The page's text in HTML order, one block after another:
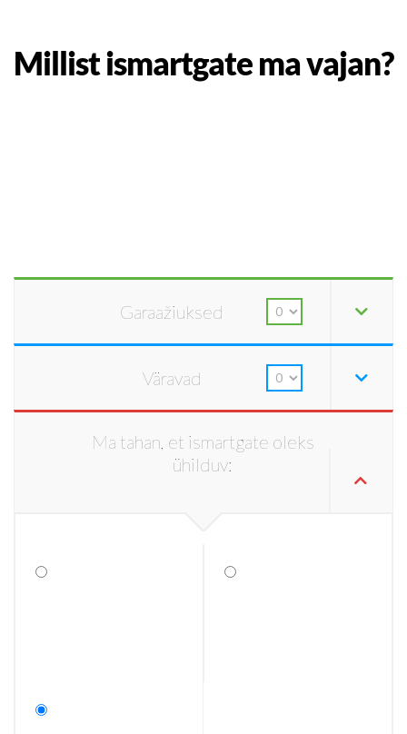
Millist ismartgate ma vajan?
Garaažiuksed
Väravad
Ma tahan, et ismartgate oleks
ühilduv: